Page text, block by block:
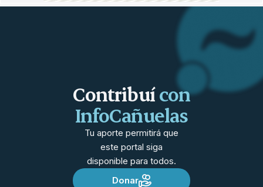
Contribuícon
InfoCañuelas
Tu aporte permitirá que
este portal siga
disponible para todos.
Donar